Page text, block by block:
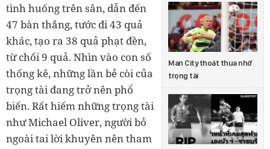
Man City thoát thua nhờ
trọng tài
tình huống trên sân, dẫn đến
47 bàn thắng, tước đi 43 quả
khác, tạo ra 38 quả phạt đền,
từ chối 9 quả. Nhìn vào con số
thống kê, những lần bẻ còi của
trọng tài đang trở nên phổ
biến. Rất hiếm những trọng tài
như Michael Oliver, người bỏ
ngoài tai lời khuyên nên tham